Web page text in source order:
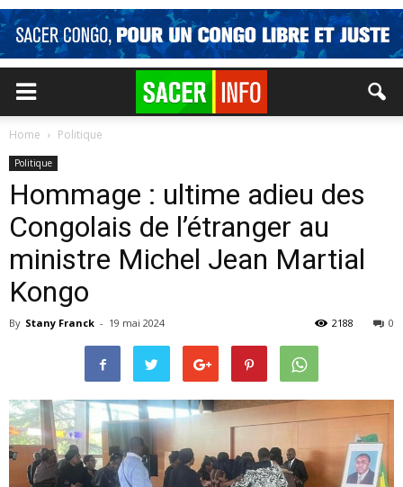
Home Politique
Politique
Hommage : ultime adieu des
Congolais de l’étranger au
ministre Michel Jean Martial
Kongo
By Stany Franck - 19 mai 2024 0
2188